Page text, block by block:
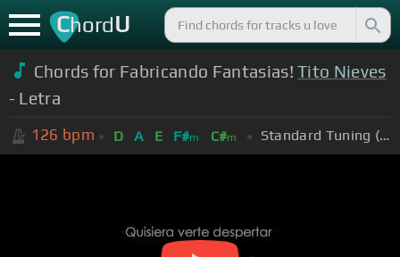
ChordU
Chords for Fabricando Fantasias!Tito Nieves
- Letra
126 bpm D A E F#m C#m Standard Tuning (EADGBE)